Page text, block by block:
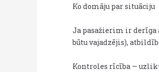
Ko domāju par situāciju
Ja pasažierim ir derīga
būtu vajadzējis),
Kontroles rīcība —